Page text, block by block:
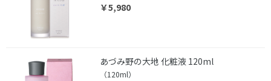
￥5,980
あづみ野の大地 化粧液 120ml
（120ml）